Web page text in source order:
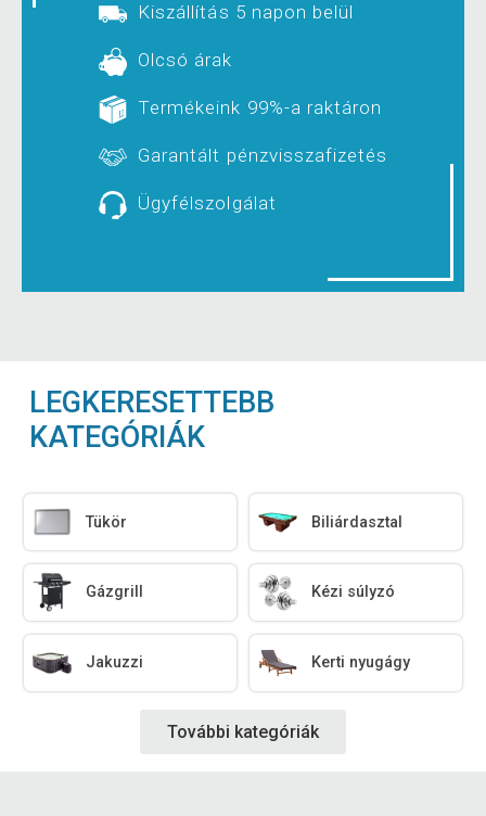
Kiszállítás 5 napon belül
Olcsó árak
Termékeink 99%-a raktáron
Garantált pénzvisszafizetés
Ügyfélszolgálat
LEGKERESETTEBB
KATEGÓRIÁK
Tükör Biliárdasztal
Gázgrill Kézi súlyzó
Jakuzzi Kerti nyugágy
További kategóriák